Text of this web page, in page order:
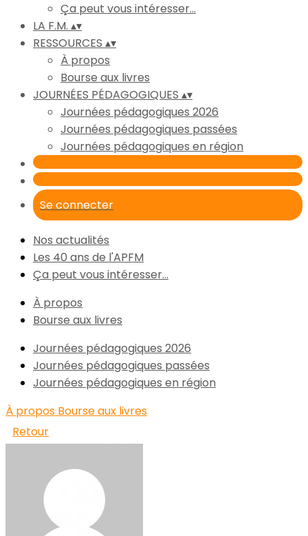
Ça peut vous intéresser...
LA F.M. ▴▾
RESSOURCES ▴▾
À propos
Bourse aux livres
JOURNÉES PÉDAGOGIQUES ▴▾
Journées pédagogiques 2026
Journées pédagogiques passées
Journées pédagogiques en région
Se connecter
Nos actualités
Les 40 ans de l'APFM
Ça peut vous intéresser...
À propos
Bourse aux livres
Journées pédagogiques 2026
Journées pédagogiques passées
Journées pédagogiques en région
À propos Bourse aux livres
Retour